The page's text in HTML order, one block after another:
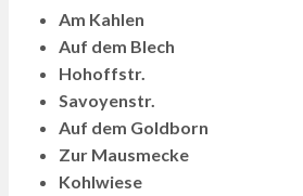
Am Kahlen
Auf dem Blech
Hohoffstr.
Savoyenstr.
Auf dem Goldborn
Zur Mausmecke
Kohlwiese